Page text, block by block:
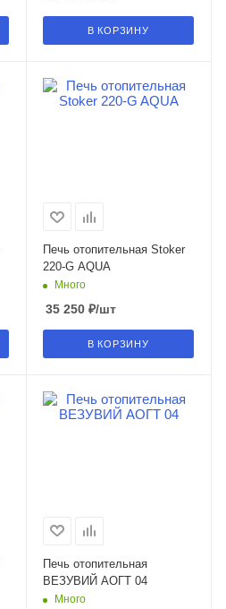
В КОРЗИНУ
Печь отопительная Stoker
220-G AQUA
Много
35 250₽/шт
В КОРЗИНУ
Печь отопительная
ВЕЗУВИЙ АОГТ 04
Много